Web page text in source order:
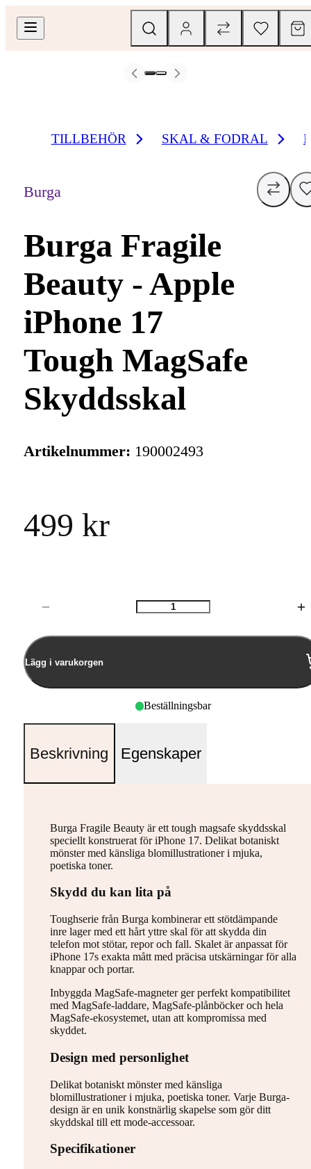
TILLBEHÖR SKAL & FODRAL
Burga
Burga Fragile
Beauty - Apple
iPhone 17
Tough MagSafe
Skyddsskal
Artikelnummer: 190002493
499 kr
Antal
Lägg i varukorgen
Beställningsbar
Beskrivning Egenskaper
Burga Fragile Beauty är ett tough magsafe skyddsskal
speciellt konstruerat för iPhone 17. Delikat botaniskt
mönster med känsliga blomillustrationer i mjuka,
poetiska toner.
Skydd du kan lita på
Toughserie från Burga kombinerar ett stötdämpande
inre lager med ett hårt yttre skal för att skydda din
telefon mot stötar, repor och fall. Skalet är anpassat för
iPhone 17s exakta mått med präcisa utskärningar för alla
knappar och portar.
Inbyggda MagSafe-magneter ger perfekt kompatibilitet
med MagSafe-laddare, MagSafe-plånböcker och hela
MagSafe-ekosystemet, utan att kompromissa med
skyddet.
Design med personlighet
Delikat botaniskt mönster med känsliga
blomillustrationer i mjuka, poetiska toner. Varje Burga-
design är en unik konstnärlig skapelse som gör ditt
skyddskal till ett mode-accessoar.
Specifikationer